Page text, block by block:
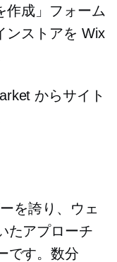
作成」フォーム
ンストアを Wix
からサイト
を誇り、ウェ
たアプローチ
です。数分